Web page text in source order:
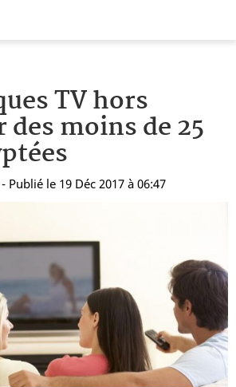
TV hors
moins de 25
- Publié le 19 Déc 2017 à 06:47